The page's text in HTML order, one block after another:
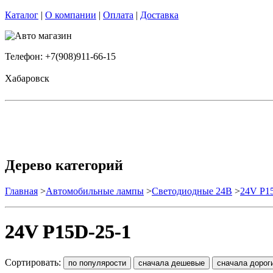
Каталог | О компании | Оплата | Доставка
Телефон: +7(908)911-66-15
Хабаровск
Дерево категорий
Главная >Автомобильные лампы >Cветодиодные 24B >24V
24V P15D-25-1
Сортировать: